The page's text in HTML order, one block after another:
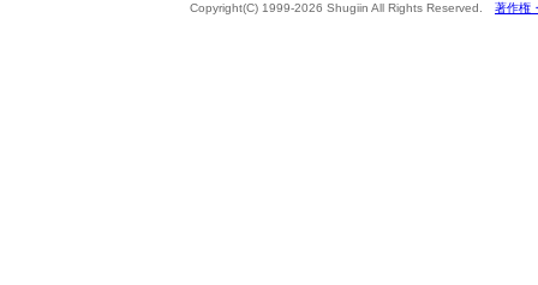
Copyright(C) 1999-2026 Shugiin All Rights Reserved. 著作権